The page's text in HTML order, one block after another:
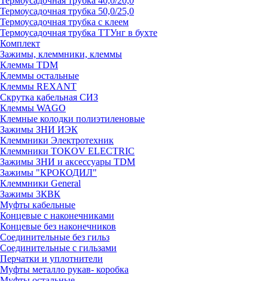
Термоусадочная трубка 50,0/25,0
Термоусадочная трубка с клеем
Термоусадочная трубка ТТУнг в бухте
Комплект
Зажимы, клеммники, клеммы
Клеммы TDM
Клеммы остальные
Клеммы REXANT
Скрутка кабельная СИЗ
Клеммы WAGO
Клемные колодки полиэтиленовые
Зажимы ЗНИ ИЭК
Клеммники Электротехник
Клеммники TOKOV ELECTRIC
Зажимы ЗНИ и аксессуары TDM
Зажимы "КРОКОДИЛ"
Клеммники General
Зажимы 3КВК
Муфты кабельные
Концевые с наконечниками
Концевые без наконечников
Соединительные без гильз
Соединительные с гильзами
Перчатки и уплотнители
Муфты металло рукав- коробка